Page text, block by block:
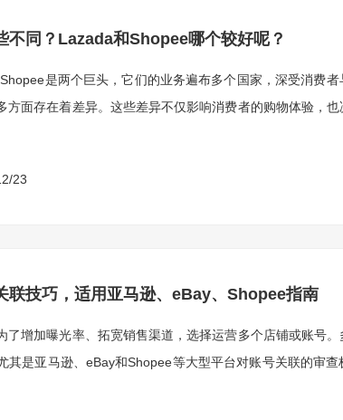
不同？Lazada和Shopee哪个较好呢？
是两个巨头，它们的业务遍布多个国家，深受消费
面存在着差异。这些差异不仅影响消费者的购物体验，也
23
联技巧，适用亚马逊、eBay、Shopee指南
了增加曝光率、拓宽销售渠道，选择运营多个店铺或账号
其是亚马逊、eBay和Shopee等大型平台对账号关联的审查